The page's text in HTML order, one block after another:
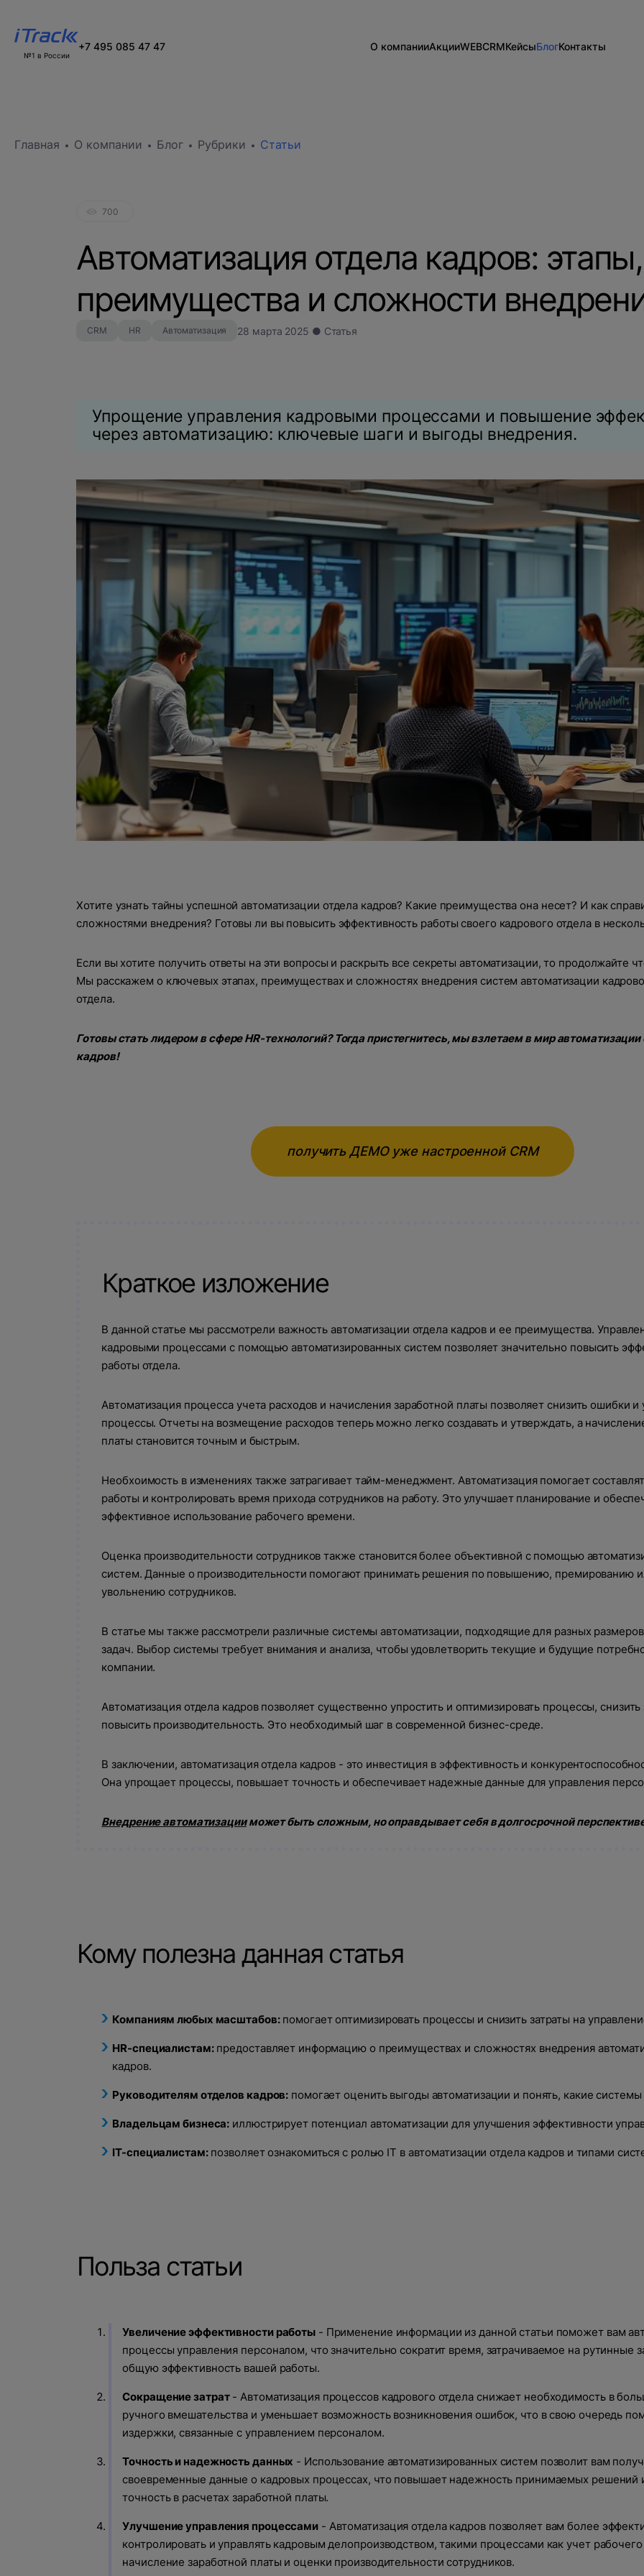
№1 в России
+7 495 085 47 47 О компанииАкцииWEBCRMКейсыБлогКонтакты
Главная О компании Блог Рубрики Статьи
700
Автоматизация отдела кадров: этапы,
преимущества и сложности
CRM HR Автоматизация 28 марта 2025 ● Статья
Упрощение управления кадровыми процессами и повышение
через автоматизацию: ключевые шаги и выгоды внедрения.
Хотите узнать тайны успешной автоматизации отдела кадров? Какие преимущества она несет? И как
сложностями внедрения? Готовы ли вы повысить эффективность работы своего кадрового отдела в
Если вы хотите получить ответы на эти вопросы и раскрыть все секреты автоматизации, то продолжайте
Мы расскажем о ключевых этапах, преимуществах и сложностях внедрения систем автоматизации
отдела.
Готовы стать лидером в сфере HR-технологий? Тогда пристегнитесь, мы взлетаем в мир автоматизации
кадров!
получить ДЕМО уже настроенной CRM
Краткое изложение
В данной статье мы рассмотрели важность автоматизации отдела кадров и ее преимущества.
кадровыми процессами с помощью автоматизированных систем позволяет значительно повысить
работы отдела.
Автоматизация процесса учета расходов и начисления заработной платы позволяет снизить ошибки и
процессы. Отчеты на возмещение расходов теперь можно легко создавать и утверждать, а
платы становится точным и быстрым.
Необхоимость в изменениях также затрагивает тайм-менеджмент. Автоматизация помогает
работы и контролировать время прихода сотрудников на работу. Это улучшает планирование и
эффективное использование рабочего времени.
Оценка производительности сотрудников также становится более объективной с помощью
систем. Данные о производительности помогают принимать решения по повышению, премированию
увольнению сотрудников.
В статье мы также рассмотрели различные системы автоматизации, подходящие для разных
задач. Выбор системы требует внимания и анализа, чтобы удовлетворить текущие и будущие
компании.
Автоматизация отдела кадров позволяет существенно упростить и оптимизировать процессы, снизить
повысить производительность. Это необходимый шаг в современной бизнес-среде.
В заключении, автоматизация отдела кадров - это инвестиция в эффективность и
Она упрощает процессы, повышает точность и обеспечивает надежные данные для управления
Внедрение автоматизацииможет быть сложным, но оправдывает себя в долгосрочной
Кому полезна данная статья
Компаниям любых масштабов:помогает оптимизировать процессы и снизить затраты на
HR-специалистам:предоставляет информацию о преимуществах и сложностях внедрения
кадров.
Руководителям отделов кадров: помогает оценить выгоды автоматизации и понять, какие системы
Владельцам бизнеса: иллюстрирует потенциал автоматизации для улучшения эффективности
IT-специалистам:позволяет ознакомиться с ролью IT в автоматизации отдела кадров и типами
Польза статьи
Увеличение эффективности работы - Применение информации из данной статьи поможет вам
процессы управления персоналом, что значительно сократит время, затрачиваемое на рутинные
общую эффективность вашей работы.
Сокращение затрат- Автоматизация процессов кадрового отдела снижает необходимость в
ручного вмешательства и уменьшает возможность возникновения ошибок, что в свою очередь
издержки, связанные с управлением персоналом.
Точность и надежность данных - Использование автоматизированных систем позволит вам
своевременные данные о кадровых процессах, что повышает надежность принимаемых решений
точность в расчетах заработной платы.
Улучшение управления процессами - Автоматизация отдела кадров позволяет вам более
контролировать и управлять кадровым делопроизводством, такими процессами как учет
начисление заработной платы и оценки производительности сотрудников.
Обсудим ваш проект?
Спасибо
В ближайшее время с вами свяжется наш лучший менеджер
Произошла ошибка при выполнении запроса. Пожалуйста,
О компании
Команда
Новости
Вакансии
Акции
WEB
Разработка сайтов на 1С-Битрикс
CRM
Внедрение Битрикс24
Развитие Битрикс24
Тарифы и цены
Корпоративный портал Битрикс24
ДЕМО CRM Битрикс24
Внедрение КЭДО
Кейсы
CRM
Блог
Контакты